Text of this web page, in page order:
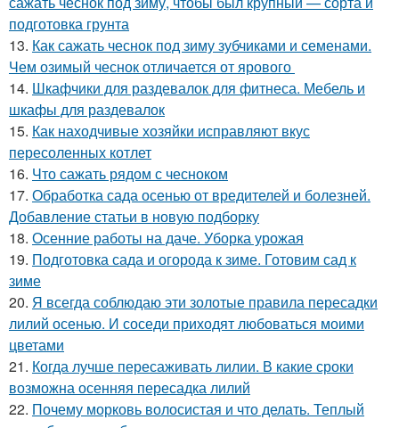
подготовка грунта
13. Как сажать чеснок под зиму зубчиками и семенами.
Чем озимый чеснок отличается от ярового
14. Шкафчики для раздевалок для фитнеса. Мебель и
шкафы для раздевалок
15. Как находчивые хозяйки исправляют вкус
пересоленных котлет
16. Что сажать рядом с чесноком
17. Обработка сада осенью от вредителей и болезней.
Добавление статьи в новую подборку
18. Осенние работы на даче. Уборка урожая
19. Подготовка сада и огорода к зиме. Готовим сад к
зиме
20. Я всегда соблюдаю эти золотые правила пересадки
лилий осенью. И соседи приходят любоваться моими
цветами
21. Когда лучше пересаживать лилии. В какие сроки
возможна осенняя пересадка лилий
22. Почему морковь волосистая и что делать. Теплый